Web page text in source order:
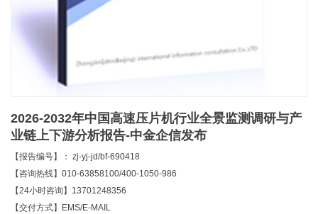
2026-2032年中国高速压片机行业全景监测调研与产
业链上下游分析报告-中金企信发布
【报告编号】： zj-yj-jd/bf-690418
【咨询热线】010-63858100/400-1050-986
【24小时咨询】13701248356
【交付方式】EMS/E-MAIL